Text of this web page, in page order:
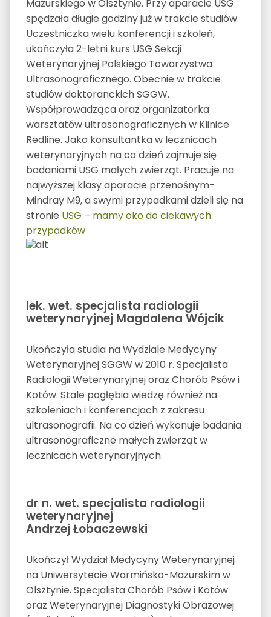
Mazurskiego w Olsztynie. Przy aparacie USG
spędzała długie godziny już w trakcie studiów.
Uczestniczka wielu konferencji i szkoleń,
ukończyła 2-letni kurs USG Sekcji
Weterynaryjnej Polskiego Towarzystwa
Ultrasonograficznego. Obecnie w trakcie
studiów doktoranckich SGGW.
Współprowadząca oraz organizatorka
warsztatów ultrasonograficznych w Klinice
Redline. Jako konsultantka w lecznicach
weterynaryjnych na co dzień zajmuje się
badaniami USG małych zwierząt. Pracuje na
najwyższej klasy aparacie przenośnym-
Mindray M9, a swymi przypadkami dzieli się na
stronie USG – mamy oko do ciekawych
przypadków
lek. wet. specjalista radiologii
weterynaryjnej Magdalena Wójcik
Ukończyła studia na Wydziale Medycyny
Weterynaryjnej SGGW w 2010 r. Specjalista
Radiologii Weterynaryjnej oraz Chorób Psów i
Kotów. Stale pogłębia wiedzę również na
szkoleniach i konferencjach z zakresu
ultrasonografii. Na co dzień wykonuje badania
ultrasonograficzne małych zwierząt w
lecznicach weterynaryjnych.
dr n. wet. specjalista radiologii
weterynaryjnej
Andrzej Łobaczewski
Ukończył Wydział Medycyny Weterynaryjnej
na Uniwersytecie Warmińsko-Mazurskim w
Olsztynie. Specjalista Chorób Psów i Kotów
oraz Weterynaryjnej Diagnostyki Obrazowej